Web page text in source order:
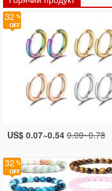
32
US$ 0.07~0.54 0.09~0.78
32